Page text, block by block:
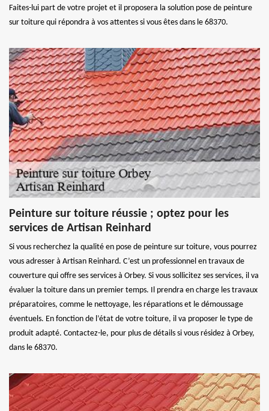
Faites-lui part de votre projet et il proposera la solution pose de peinture
sur toiture qui répondra à vos attentes si vous êtes dans le 68370.
Peinture sur toiture réussie ; optez pour les
services de Artisan Reinhard
Si vous recherchez la qualité en pose de peinture sur toiture, vous pourrez
vous adresser à Artisan Reinhard. C’est un professionnel en travaux de
couverture qui offre ses services à Orbey. Si vous sollicitez ses services, il va
évaluer la toiture dans un premier temps. Il prendra en charge les travaux
préparatoires, comme le nettoyage, les réparations et le démoussage
éventuels. En fonction de l’état de votre toiture, il va proposer le type de
produit adapté. Contactez-le, pour plus de détails si vous résidez à Orbey,
dans le 68370.